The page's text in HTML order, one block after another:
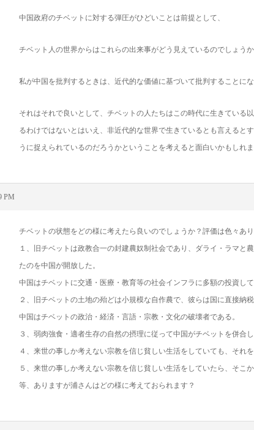
中国政府のチベットに対する弾圧がひどいことは前提として、
チベット人の世界からはこれらの出来事がどう見えているのでしょうか
私が中国を批判するときは、近代的な価値に基づいて批判することにな
それはそれで良いとして、チベットの人たちはこの時代に生きている
るわけではないとはいえ、非近代的な世界で生きているとも言えると
うに捉えられているのだろうかということを考えると面白いかもしれま
PM
チベットの状態をどの様に考えたら良いのでしょうか？評価は色々あ
１、旧チベットは政教合一の封建農奴制社会であり、ダライ・ラマと
たのを中国が開放した。
中国はチベットに交通・医療・教育等の社会インフラに多額の投資して
２、旧チベットの土地の殆どは小規模な自作農で、彼らは国に直接納
中国はチベットの政治・経済・言語・宗教・文化の破壊者である。
３、弱肉強食・適者生存の自然の摂理に従って中国がチベットを併合し
４、来世の事しか考えない宗教を信じ貧しい生活をしていても、それ
５、来世の事しか考えない宗教を信じ貧しい生活をしていたら、そこ
等、ありますが浦さんはどの様に考えておられます？